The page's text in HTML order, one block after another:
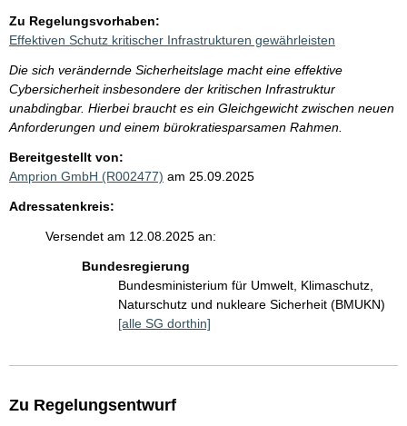
Zu Regelungsvorhaben:
Effektiven Schutz kritischer Infrastrukturen gewährleisten
Die sich verändernde Sicherheitslage macht eine effektive
Cybersicherheit insbesondere der kritischen Infrastruktur
unabdingbar. Hierbei braucht es ein Gleichgewicht zwischen neuen
Anforderungen und einem bürokratiesparsamen Rahmen.
Bereitgestellt von:
Amprion GmbH (R002477) am 25.09.2025
Adressatenkreis:
Versendet am 12.08.2025 an:
Bundesregierung
Bundesministerium für Umwelt, Klimaschutz,
Naturschutz und nukleare Sicherheit (BMUKN)
[alle SG dorthin]
Zu Regelungsentwurf